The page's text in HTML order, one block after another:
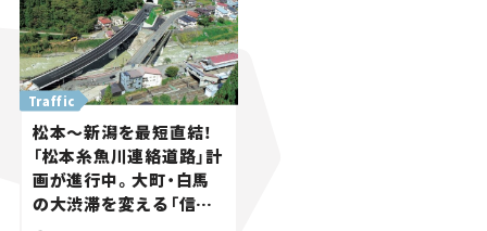
Traffic
松本～新潟を最短直結！
「松本糸魚川連絡道路」計
画が進行中。大町・白馬
の大渋滞を変える「信号